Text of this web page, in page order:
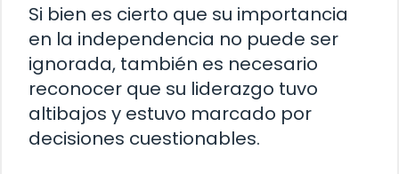
Si bien es cierto que su importancia
en la independencia no puede ser
ignorada, también es necesario
reconocer que su liderazgo tuvo
altibajos y estuvo marcado por
decisiones cuestionables.